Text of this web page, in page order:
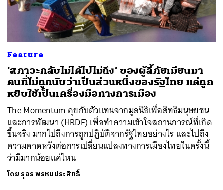
Feature
‘สภาวะกลับไม่ได้ไปไม่ถึง’ ของผู้ลี้ภัยเมียนมา
คนที่ไม่ถูกนับว่าเป็นส่วนหนึ่งของรัฐไทย แต่ถูก
หยิบใช้เป็นเครื่องมือทางการเมือง
The Momentum คุยกับตัวแทนจากมูลนิธิเพื่อสิทธิมนุษยชน
และการพัฒนา (HRDF) เพื่อทำความเข้าใจสถานการณ์ที่เกิด
ขึ้นจริง มากไปถึงการถูกปฏิบัติจากรัฐไทยอย่างไร และไปถึง
ความคาดหวังต่อการเปลี่ยนแปลงทางการเมืองไทยในครั้งนี้
ว่ามีมากน้อยแค่ไหน
โดย รุอร พรหมประสิทธิ์